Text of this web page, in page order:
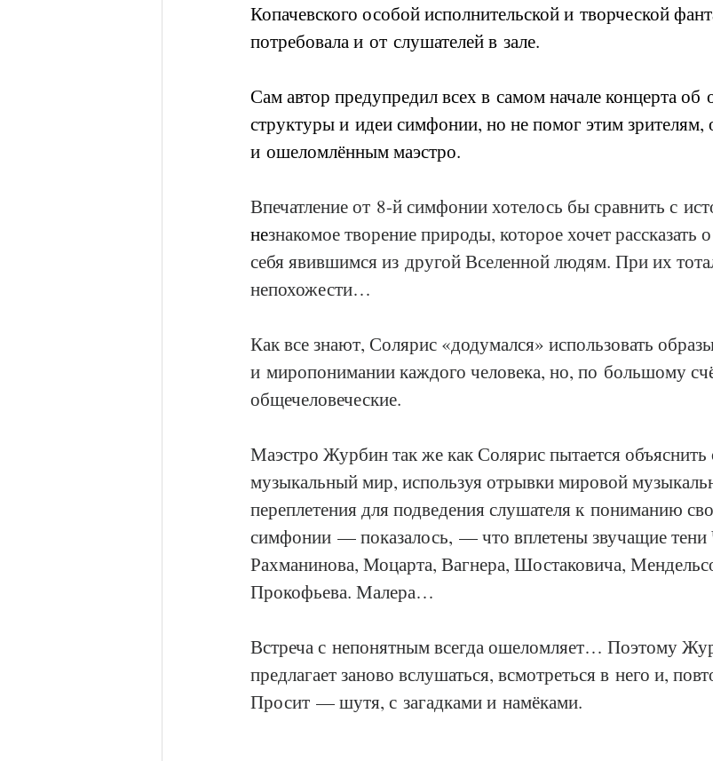
Копачевского особой исполнительской и творческой
потребовала и от слушателей в зале.
Сам автор предупредил всех в самом начале концерта об
структуры и идеи симфонии, но не помог этим зрителям,
и ошеломлённым маэстро.
Впечатление от 8-й симфонии хотелось бы сравнить с
незнакомое творение природы, которое хочет рассказать
себя явившимся из другой Вселенной людям. При их
непохожести…
Как все знают, Солярис «додумался» использовать
и миропонимании каждого человека, но, по большому
общечеловеческие.
Маэстро Журбин так же как Солярис пытается объяснить
музыкальный мир, используя отрывки мировой
переплетения для подведения слушателя к пониманию
симфонии — показалось, — что вплетены звучащие тени
Рахманинова, Моцарта, Вагнера, Шостаковича,
Прокофьева. Малера…
Встреча с непонятным всегда ошеломляет… Поэтому
предлагает заново вслушаться, всмотреться в него и,
Просит — шутя, с загадками и намёками.